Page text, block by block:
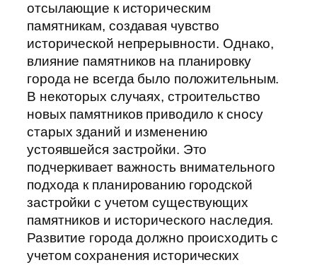
отсылающие к историческим
памятникам, создавая чувство
исторической непрерывности. Однако,
влияние памятников на планировку
города не всегда было положительным.
В некоторых случаях, строительство
новых памятников приводило к сносу
старых зданий и изменению
устоявшейся застройки. Это
подчеркивает важность внимательного
подхода к планированию городской
застройки с учетом существующих
памятников и исторического наследия.
Развитие города должно происходить с
учетом сохранения исторических